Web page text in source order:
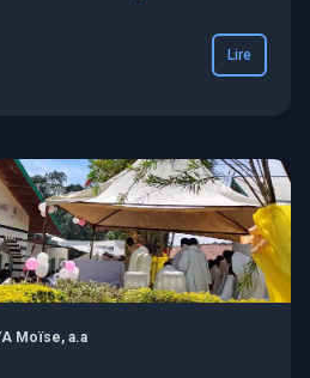
Lire
Moïse, a.a